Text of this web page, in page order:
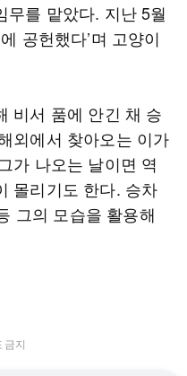
무를 맡았다. 지난 5월
공헌했다’며 고양이
비서 품에 안긴 채 승
외에서 찾아오는 이가
가 나오는 날이면 역
몰리기도 한다. 승차
그의 모습을 활용해
금지